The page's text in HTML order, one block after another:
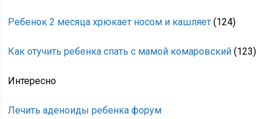
Ребенок 2 месяца хрюкает носом и кашляет (124)
Как отучить ребенка спать с мамой комаровский (123)
Интересно
Лечить аденоиды ребенка форум